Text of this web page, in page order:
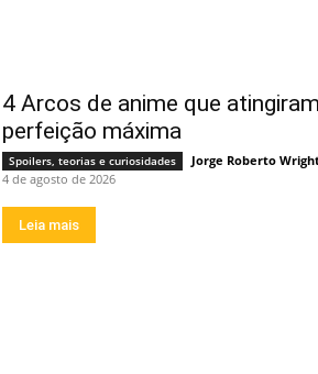
4 Arcos de anime que
perfeição máxima
Spoilers, teorias e curiosidades Jorge Roberto
4 de agosto de 2026
Leia mais